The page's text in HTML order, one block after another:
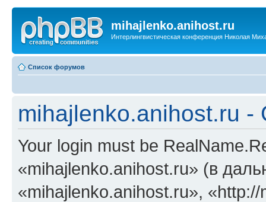
mihajlenko.anihost.ru
Интерлингвистическая конференция Николая
Список форумов
mihajlenko.anihost.ru
Your login must be
«mihajlenko.anihost.ru» (в
«mihajlenko.anihost.ru»,